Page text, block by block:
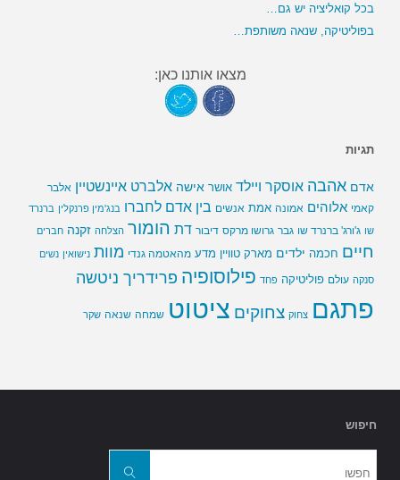
בכל קואליציה יש גם…
בפוליטיקה, שנאה משותפת…
מצאו אותנו כאן:
תגיות
אדם אהבה אוסקר ויילד אושר אישה אלברט איינשטיין אלבר
קאמי אלוהים אמונה אמת אנשים בין אדם לחברו בנג'מין פרנקלין ברנרד
שו ג'ורג' ברנרד שו גבר גרושו מרקס דיבור דת הומור הצלחה זקנה חברים
חיים חכמה ילדים מארק טוויין מדע מהאטמה גנדי מוות נישואין נשים
סנקה עולם פוליטיקה פחד פילוסופיה פרידריך ניטשה
פתגם צחוק צחוקים ציטוט שמחה שנאה שקר
חיפוש
חפשו